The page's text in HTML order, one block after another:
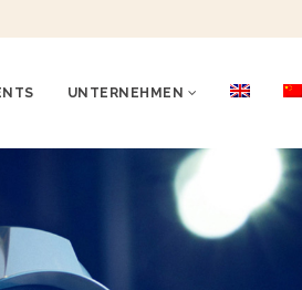
UNTERNEHMEN